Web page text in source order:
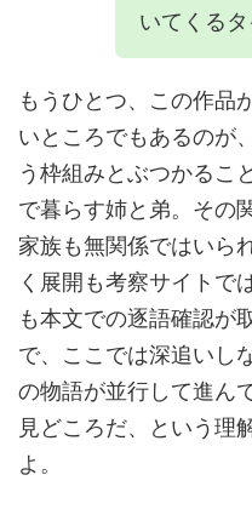
いてくる
もうひとつ、この作品
いところでもあるのが
う枠組みとぶつかるこ
で暮らす姉と弟。その
家族も無関係ではいら
く展開も考察サイトで
も本文での逐語確認が
で、ここでは深追いし
の物語が並行して進
見どころだ、という理
よ。